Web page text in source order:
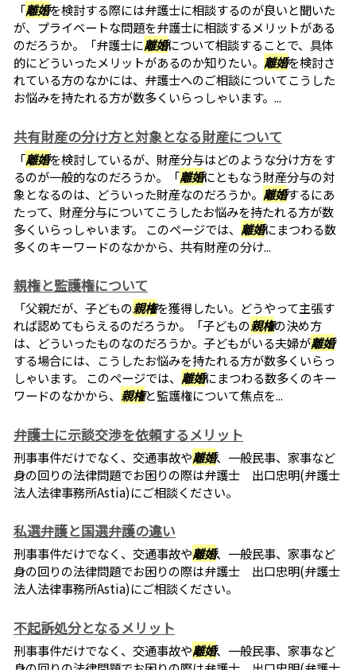
「離婚を検討する際には弁護士に相談するのが良いと聞いた
が、プライベートな問題を弁護士に相談するメリットがある
のだろうか。「弁護士に離婚について相談することで、具体
的にどういったメリットがあるのか知りたい。 離婚を検討さ
れている方のなかには、弁護士へのご相談についてこうした
お悩みを持たれる方が数多くいらっしゃいます。...
共有財産の分け方と対象となる財産について
「離婚を検討しているが、財産分与はどのような分け方をす
るのが一般的なのだろうか。「離婚にともなう財産分与の対
象となるのは、どういった財産なのだろうか。 離婚するにあ
たって、財産分与についてこうしたお悩みを持たれる方が数
多くいらっしゃいます。 このページでは、 離婚にまつわる数
多くのキーワードのなかから、共有財産の分け...
親権と監護権について
「父親だが、子どもの親権を獲得したい。どうやって主張す
れば認めてもらえるのだろうか。「子どもの親権の決め方
は、どういったものなのだろうか。子どもがいる夫婦が離婚
する場合には、こうしたお悩みを持たれる方が数多くいらっ
しゃいます。 このページでは、 離婚にまつわる数多くのキー
ワードのなかから、 親権と監護権について焦点を...
弁護士に示談交渉を依頼するメリット
刑事事件だけでなく、交通事故や離婚、一般民事、家事など
身の回りの法律問題でお困りの際は弁護士 出口忠明(弁護士
法人法律事務所Astia)にご相談ください。
私選弁護と国選弁護の違い
刑事事件だけでなく、交通事故や離婚、一般民事、家事など
身の回りの法律問題でお困りの際は弁護士 出口忠明(弁護士
法人法律事務所Astia)にご相談ください。
不起訴処分となるメリット
刑事事件だけでなく、交通事故や離婚、一般民事、家事など